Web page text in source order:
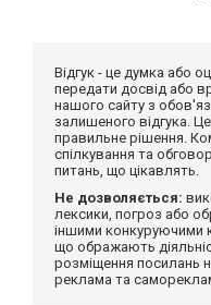
Відгук - це думка або
передати досвід або
нашого сайту з
залишеного відгука.
правильне рішення.
спілкування та
питань, що цікавлять.
Не дозволяється:
лексики, погроз або
іншими конкуруючими
що ображають
розміщення посилань
реклама та